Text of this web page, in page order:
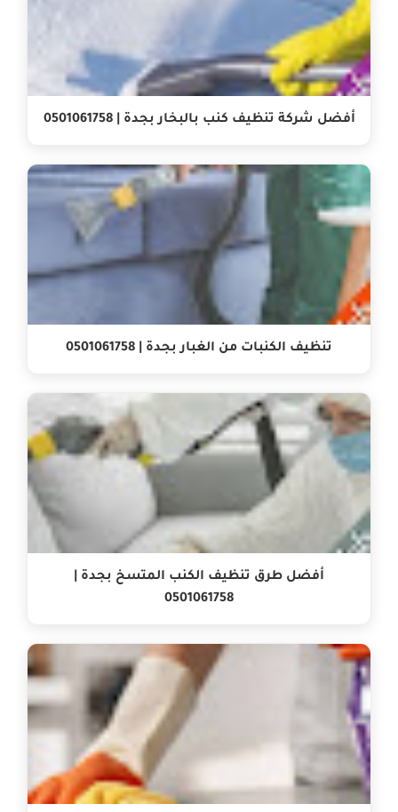
أفضل شركة تنظيف كنب بالبخار بجدة | 0501061758
تنظيف الكنبات من الغبار بجدة | 0501061758
أفضل طرق تنظيف الكنب المتسخ بجدة |
0501061758